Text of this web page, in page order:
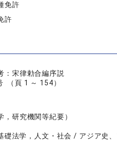
免許
許
：宋律勅合編序説
（頁 1 ～ 154）
，研究機関等紀要）
礎法学，人文・社会 / アジア史